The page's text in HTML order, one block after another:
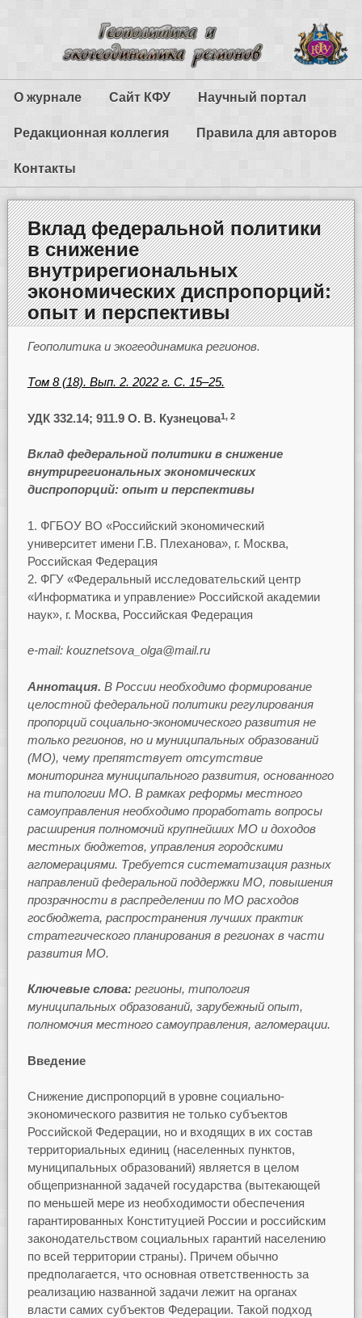
О журнале Сайт КФУ Научный портал
Редакционная коллегия Правила для авторов
Контакты
Вклад федеральной политики
в снижение
внутрирегиональных
экономических диспропорций:
опыт и перспективы
Геополитика и экогеодинамика регионов.
Том 8 (18). Вып. 2. 2022 г. С. 15–25.
УДК 332.14; 911.9 О. В. Кузнецова1, 2
Вклад федеральной политики в снижение
внутрирегиональных экономических
диспропорций: опыт и перспективы
ФГБОУ ВО «Российский экономический
университет имени Г.В. Плеханова», г. Москва,
Российская Федерация
ФГУ «Федеральный исследовательский центр
«Информатика и управление» Российской академии
наук», г. Москва, Российская Федерация
e-mail: kouznetsova_olga@mail.ru
Аннотация. В России необходимо формирование
целостной федеральной политики регулирования
пропорций социально-экономического развития не
только регионов, но и муниципальных образований
(МО), чему препятствует отсутствие
мониторинга муниципального развития, основанного
на типологии МО. В рамках реформы местного
самоуправления необходимо проработать вопросы
расширения полномочий крупнейших МО и доходов
местных бюджетов, управления городскими
агломерациями. Требуется систематизация разных
направлений федеральной поддержки МО, повышения
прозрачности в распределении по МО расходов
госбюджета, распространения лучших практик
стратегического планирования в регионах в части
развития МО.
Ключевые слова: регионы, типология
муниципальных образований, зарубежный опыт,
полномочия местного самоуправления, агломерации.
Введение
Снижение диспропорций в уровне социально-
экономического развития не только субъектов
Российской Федерации, но и входящих в их состав
территориальных единиц (населенных пунктов,
муниципальных образований) является в целом
общепризнанной задачей государства (вытекающей
по меньшей мере из необходимости обеспечения
гарантированных Конституцией России и российским
законодательством социальных гарантий населению
по всей территории страны). Причем обычно
предполагается, что основная ответственность за
реализацию названной задачи лежит на органах
власти самих субъектов Федерации. Такой подход